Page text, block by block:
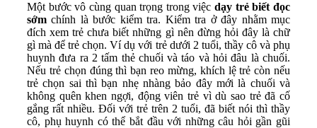
Một bước vô cùng quan trọng trong việcdạy trẻ biết đọc
sớm chính là bước kiểm tra. Kiểm tra ở đây nhằm mục
đích xem trẻ chưa biết những gì nên đừng hỏi đây là chữ
gì mà để trẻ chọn. Ví dụ với trẻ dưới 2 tuổi, thầy cô và phụ
huynh đưa ra 2 tấm thẻ chuối và táo và hỏi đâu là chuối.
Nếu trẻ chọn đúng thì bạn reo mừng, khích lệ trẻ còn nếu
trẻ chọn sai thì bạn nhẹ nhàng bảo đây mới là chuối và
không quên khen ngợi, động viên trẻ vì dù sao trẻ đã cố
gắng rất nhiều. Đối với trẻ trên 2 tuổi, đã biết nói thì thầy
cô, phụ huynh có thể bắt đầu với những câu hỏi gần gũi